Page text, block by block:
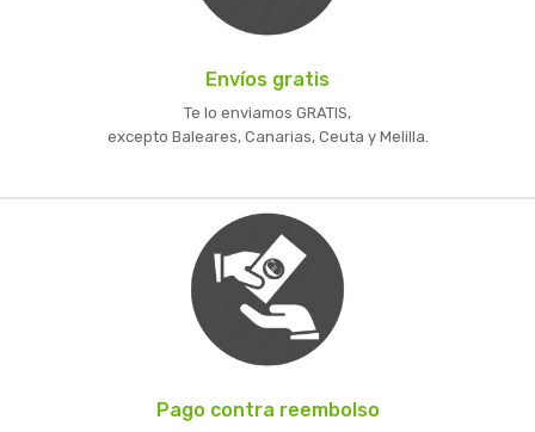
Envíos gratis
Te lo enviamos GRATIS,
excepto Baleares, Canarias, Ceuta y Melilla.
Pago contra reembolso